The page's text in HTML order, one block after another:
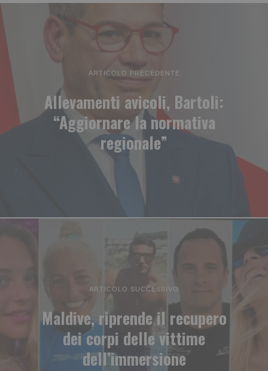
ARTICOLO PRECEDENTE
Allevamenti avicoli, Bartoli:
“Aggiornare la normativa
regionale”
ARTICOLO SUCCESSIVO
Maldive, riprende il recupero
dei corpi delle vittime
dell’immersione